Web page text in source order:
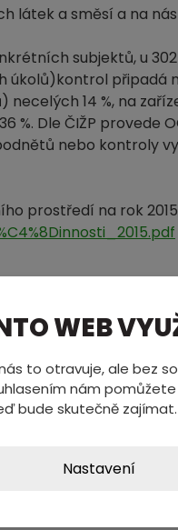
a směsí a na
subjektů, u
úkolů)kontrol
14 %, na
%. Dle ČIŽP provede
nebo kontroly
prostředí na rok
MÁTE
nám
WEB
to otravuje, ale bez
nám
bude skutečně zajímat.
Nastavení